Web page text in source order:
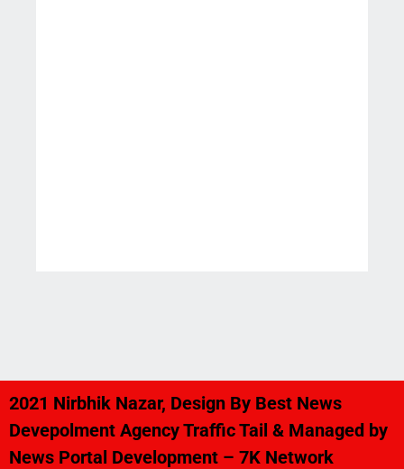
2021 Nirbhik Nazar, Design By Best News
Devepolment AgencyTraffic Tail & Managed by
News Portal Development – 7K Network